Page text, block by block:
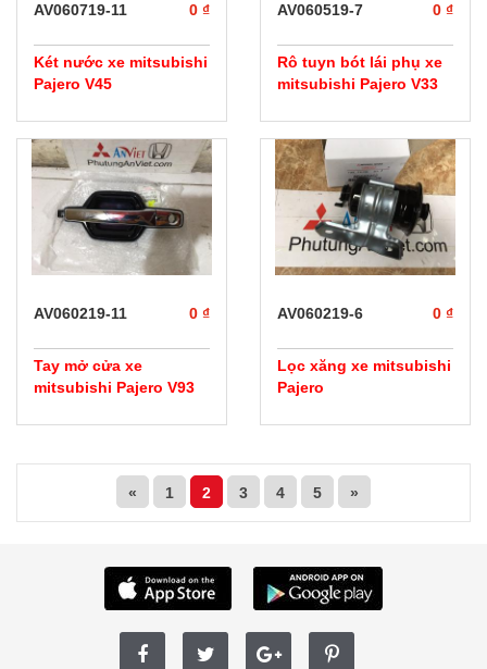
AV060719-11 0 ₫
Két nước xe mitsubishi
Pajero V45
AV060519-7 0 ₫
Rô tuyn bót lái phụ xe
mitsubishi Pajero V33
AV060219-11 0 ₫
Tay mở cửa xe
mitsubishi Pajero V93
AV060219-6 0 ₫
Lọc xăng xe mitsubishi
Pajero
« 1 2 3 4 5 »